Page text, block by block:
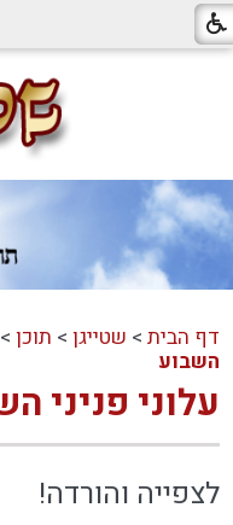
דף הבית > שטייגן > תוכן >
השבוע
עלוני פניני
לצפייה והורדה!